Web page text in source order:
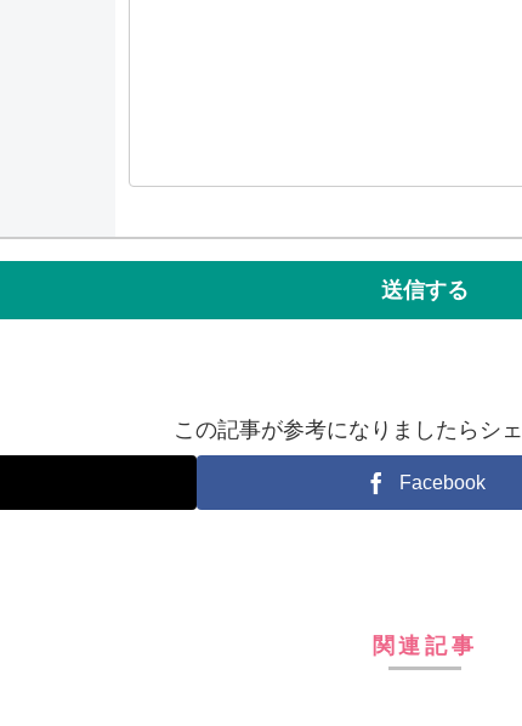
この記事が参考になりましたらシ
Facebook
関連記事